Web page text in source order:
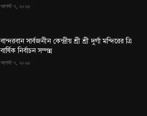
আগস্ট ৭, ২০২৬
বান্দরবান সার্বজনীন কেন্দ্রীয় শ্রী শ্রী দুর্গা মন্দিরের ত্রি
বার্ষিক নির্বাচন সম্পন্ন
আগস্ট ৭, ২০২৬